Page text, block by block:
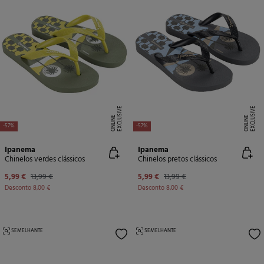
-57% E
X
C
L
U
SI
V
E
O
N
LI
N
E
Ipanema
Chinelos verdes clássicos
5,99 € 13,99 €
Desconto8,00 €
-57% E
X
C
L
U
SI
V
E
O
N
LI
N
E
Ipanema
Chinelos pretos clássicos
5,99 € 13,99 €
Desconto8,00 €
SEMELHANTE SEMELHANTE